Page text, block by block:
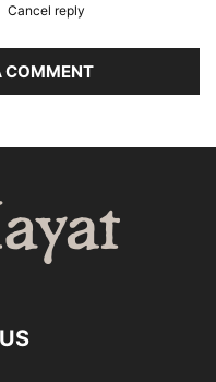
Cancel reply
COMMENT